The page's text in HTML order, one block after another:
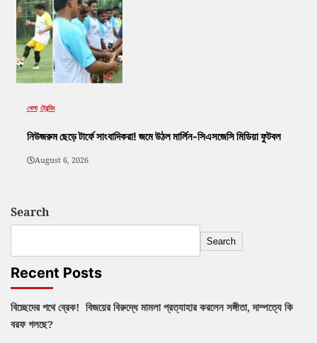
খেলা ট্রেন্ডিং
নিউজরুম ছেড়ে টার্ফে সাংবাদিকরা! জমে উঠল মার্লিন-সিএসজেসি মিডিয়া ফুটবল
August 6, 2026
Search
Search
Recent Posts
বিচ্ছেদের পথে ব্রেক! বিজয়ের বিরুদ্ধে মামলা প্রত্যাহার করলেন সঙ্গীতা, দাম্পত্যে কি
বরফ গলছে?